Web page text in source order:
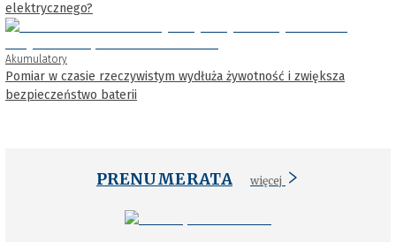
elektrycznego?
Akumulatory
Pomiar w czasie rzeczywistym wydłuża żywotność i zwiększa
bezpieczeństwo baterii
PRENUMERATA więcej